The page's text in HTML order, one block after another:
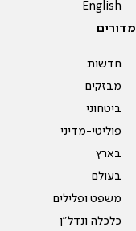
English
מדורים
חדשות
מבזקים
ביטחוני
פוליטי-מדיני
בארץ
בעולם
משפט ופלילים
כלכלה ונדל"ן